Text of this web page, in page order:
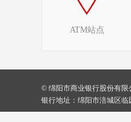
ATM站点
© 绵阳市商业银行股份有限
银行地址：绵阳市涪城区临